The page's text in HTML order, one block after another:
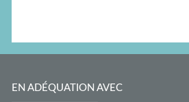
EN ADÉQUATION AVEC